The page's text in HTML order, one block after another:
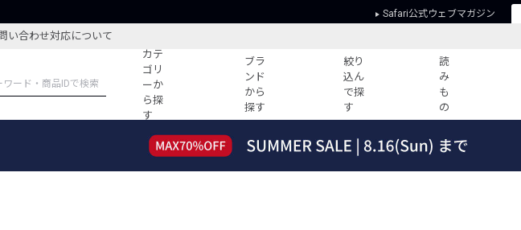
Safari公式ウェブマガジン
い合わせ対応について
カテ
ゴリ
ーか
ら探
す
ブラ
ンド
から
探す
絞り
込ん
で探
す
読
み
も
の
すべての記事